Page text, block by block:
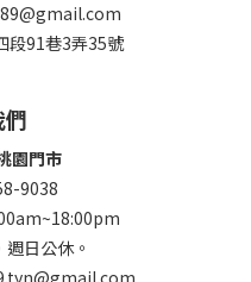
段91巷3弄35號
園門市
9038
日公休。